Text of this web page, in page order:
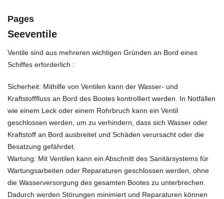
Pages
Seeventile
Ventile sind aus mehreren wichtigen Gründen an Bord eines
Schiffes erforderlich :
Sicherheit: Mithilfe von Ventilen kann der Wasser- und
Kraftstofffluss an Bord des Bootes kontrolliert werden. In Notfällen
wie einem Leck oder einem Rohrbruch kann ein Ventil
geschlossen werden, um zu verhindern, dass sich Wasser oder
Kraftstoff an Bord ausbreitet und Schäden verursacht oder die
Besatzung gefährdet.
Wartung: Mit Ventilen kann ein Abschnitt des Sanitärsystems für
Wartungsarbeiten oder Reparaturen geschlossen werden, ohne
die Wasserversorgung des gesamten Bootes zu unterbrechen.
Dadurch werden Störungen minimiert und Reparaturen können